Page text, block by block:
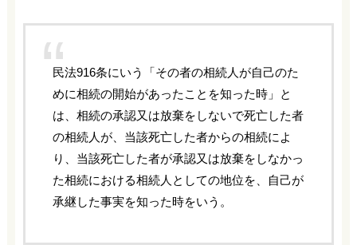
民法916条にいう「その者の相続人が自己のた
めに相続の開始があったことを知った時」と
は、相続の承認又は放棄をしないで死亡した者
の相続人が、当該死亡した者からの相続によ
り、当該死亡した者が承認又は放棄をしなかっ
た相続における相続人としての地位を、自己が
承継した事実を知った時をいう。